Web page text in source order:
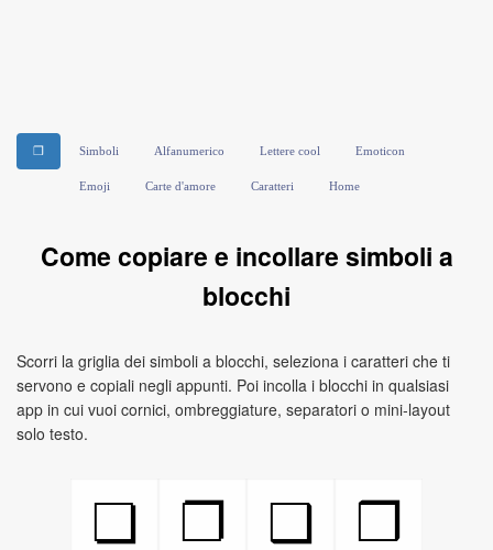
❒ Simboli Alfanumerico Lettere cool Emoticon
Emoji Carte d'amore Caratteri Home
Come copiare e incollare simboli a
blocchi
Scorri la griglia dei simboli a blocchi, seleziona i caratteri che ti
servono e copiali negli appunti. Poi incolla i blocchi in qualsiasi
app in cui vuoi cornici, ombreggiature, separatori o mini‑layout
solo testo.
❏ ❐ ❑
❒